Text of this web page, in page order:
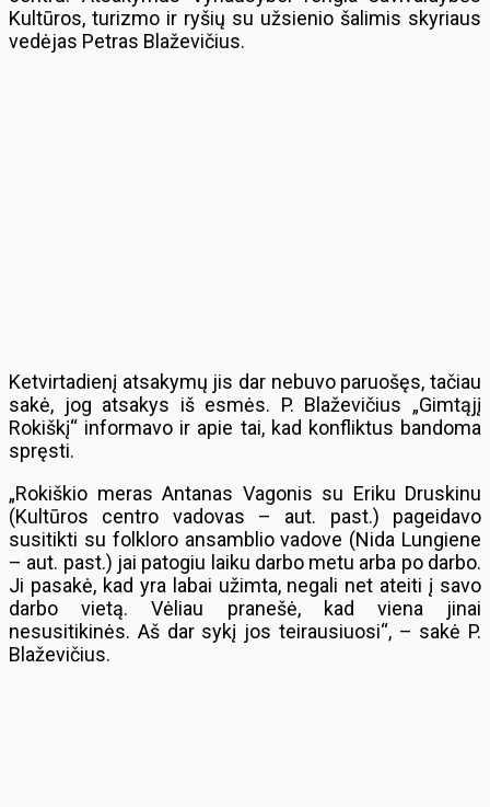
Kultūros, turizmo ir ryšių su užsienio šalimis skyriaus
vedėjas Petras Blaževičius.
Ketvirtadienį atsakymų jis dar nebuvo paruošęs, tačiau
sakė, jog atsakys iš esmės. P. Blaževičius „Gimtąjį
Rokiškį“ informavo ir apie tai, kad konfliktus bandoma
spręsti.
„Rokiškio meras Antanas Vagonis su Eriku Druskinu
(Kultūros centro vadovas – aut. past.) pageidavo
susitikti su folkloro ansamblio vadove (Nida Lungiene
– aut. past.) jai patogiu laiku darbo metu arba po darbo.
Ji pasakė, kad yra labai užimta, negali net ateiti į savo
darbo vietą. Vėliau pranešė, kad viena jinai
nesusitikinės. Aš dar sykį jos teirausiuosi“, – sakė P.
Blaževičius.